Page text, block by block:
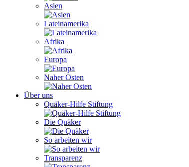
Asien
Lateinamerika
Afrika
Europa
Naher Osten
Über uns
Quäker-Hilfe Stiftung
Die Quäker
So arbeiten wir
Transparenz